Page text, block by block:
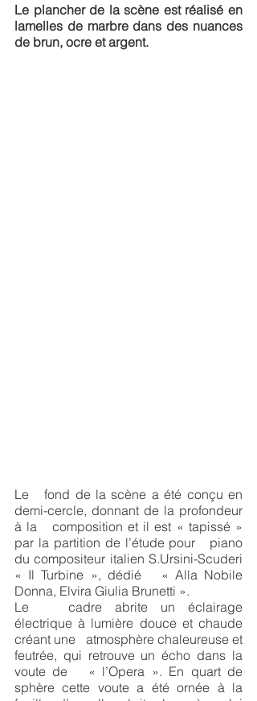
Le plancher de la scène est réalisé en
lamelles de marbre dans des nuances
de brun, ocre et argent.
Le   fond de la scène a été conçu en
demi-cercle, donnant de la profondeur
à la   composition et il est « tapissé »
par la partition de l’étude pour   piano
du compositeur italien S.Ursini-Scuderi
« Il Turbine », dédié   « Alla Nobile
Donna, Elvira Giulia Brunetti ».
Le   cadre abrite un éclairage
électrique à lumière douce et chaude
créant une   atmosphère chaleureuse et
feutrée, qui retrouve un écho dans la
voute de   « l’Opera ». En quart de
sphère cette voute a été ornée à la